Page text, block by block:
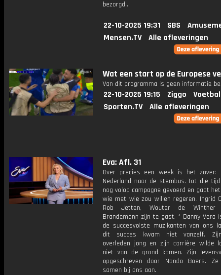
bezorgd...
22-10-2025 19:31 SBS
Mensen.TV
Alle afleveringen
Wat een start op de Europese
Van dit programma is geen informatie
22-10-2025 19:15 Ziggo
Sporten.TV
Alle afleveringen
Eva: Afl. 31
Over precies een week is het zover:
Nederland naar de stembus. Tot die
nog volop campagne gevoerd en gaat
wie met wie zou willen regeren. Ingrid
Rob Jetten, Wouter de
Brandemann zijn te gast. * Danny Vera
de succesvolste muzikanten van ons
dit succes kwam niet vanzelf.
overleden jong en zijn carrière wilde
niet van de grond komen. Zijn
opgeschreven door Nando Boers. Ze
samen bij ons aan.